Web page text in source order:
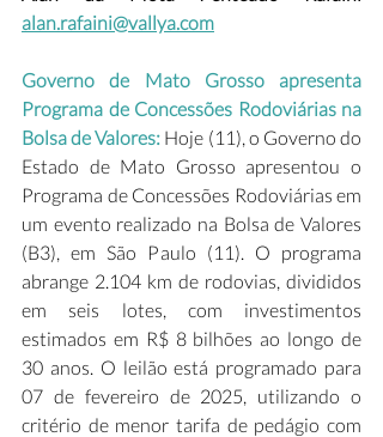
alan.rafaini@vallya.com
Governo de Mato Grosso apresenta
Programa de Concessões Rodoviárias na
Bolsa de Valores: Hoje (11), o Governo do
Estado de Mato Grosso apresentou o
Programa de Concessões Rodoviárias em
um evento realizado na Bolsa de Valores
(B3), em São Paulo (11). O programa
abrange 2.104 km de rodovias, divididos
em seis lotes, com investimentos
estimados em R$ 8 bilhões ao longo de
30 anos. O leilão está programado para
07 de fevereiro de 2025, utilizando o
critério de menor tarifa de pedágio com